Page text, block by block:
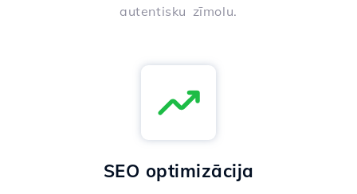
autentisku zīmolu.
SEO optimizācija